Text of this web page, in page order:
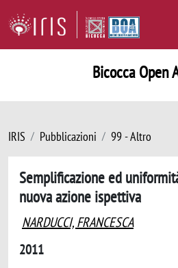
Bicocca Open
IRIS Pubblicazioni 99 - Altro
Semplificazione ed
nuova azione ispettiva
NARDUCCI, FRANCESCA
2011